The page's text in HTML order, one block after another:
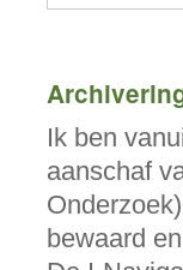
Ik ben
aanschaf
bewaard